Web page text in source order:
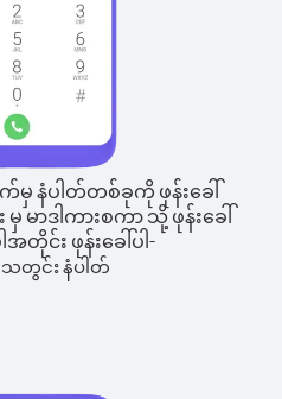
မှ နံပါတ်တစ်ခုကို ဖုန်းခေါ်
မာဒါကားစကာ သို့ ဖုန်းခေါ်
တိုင်း ဖုန်းခေါ်ပါ-
တွင်း နံပါတ်